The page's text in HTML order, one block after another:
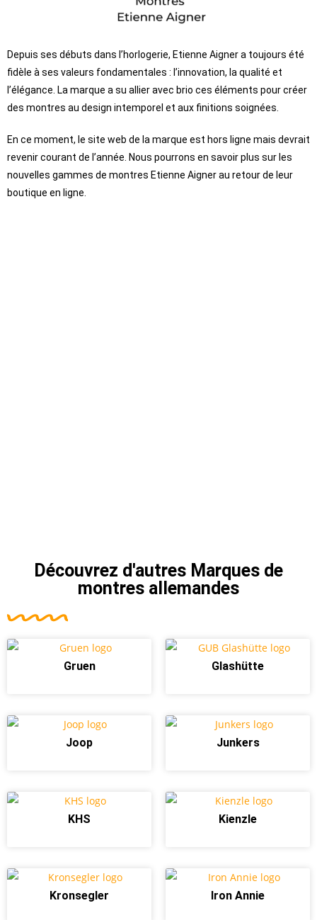
Depuis ses débuts dans l’horlogerie, Etienne Aigner a toujours été
fidèle à ses valeurs fondamentales : l’innovation, la qualité et
l’élégance. La marque a su allier avec brio ces éléments pour créer
des montres au design intemporel et aux finitions soignées.
En ce moment, le site web de la marque est hors ligne mais devrait
revenir courant de l’année. Nous pourrons en savoir plus sur les
nouvelles gammes de montres Etienne Aigner au retour de leur
boutique en ligne.
Découvrez d'autres Marques de
montres allemandes
Gruen Glashütte
Joop Junkers
KHS Kienzle
Kronsegler Iron Annie